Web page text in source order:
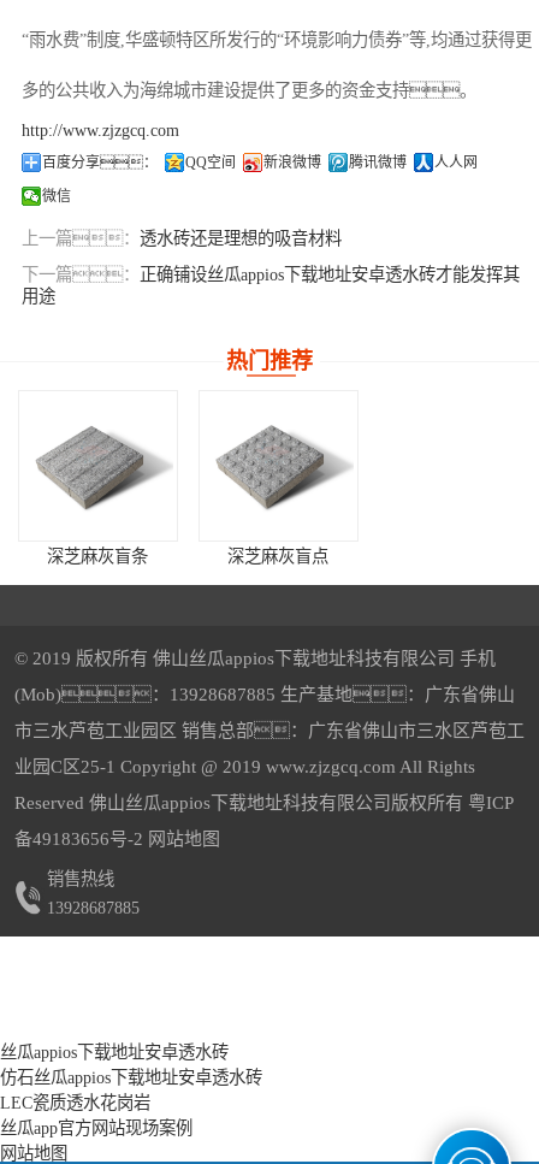
“雨水费”制度,华盛顿特区所发行的“环境影响力债券”等,均通过获得更
多的公共收入为海绵城市建设提供了更多的资金支持。
http://www.zjzgcq.com
百度分享： QQ空间 新浪微博 腾讯微博
人人网
微信
上一篇： 透水砖还是理想的吸音材料
下一篇： 正确铺设丝瓜appios下载地址安卓透水砖才能发挥其
用途
热门推荐
深芝麻灰盲条 深芝麻灰盲点
樱花红仿石丝瓜appios下载地址安卓透水砖 中灰丝瓜appios下载地址安卓透水砖
2-黄金麻
© 2019 版权所有 佛山丝瓜appios下载地址科技有限公司 手机
(Mob)：13928687885 生产基地：广东省佛山
市三水芦苞工业园区 销售总部：广东省佛山市三水区芦苞工
业园C区25-1 Copyright @ 2019 www.zjzgcq.com All Rights
Reserved 佛山丝瓜appios下载地址科技有限公司版权所有 粤ICP
备49183656号-2 网站地图
销售热线
13928687885
丝瓜appios下载地址安卓透水砖
仿石丝瓜appios下载地址安卓透水砖
LEC瓷质透水花岗岩
丝瓜app官方网站现场案例
网站地图